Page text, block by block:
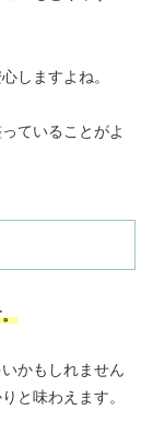
しますよね。
ていることがよ
かもしれません
と味わえます。